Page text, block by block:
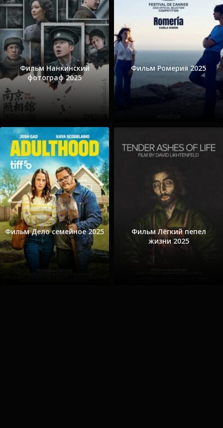
Фильм Нанкинский
фотограф 2025
Фильм Ромерия 2025
Фильм Дело семейное 2025
Фильм Лёгкий пепел
жизни 2025